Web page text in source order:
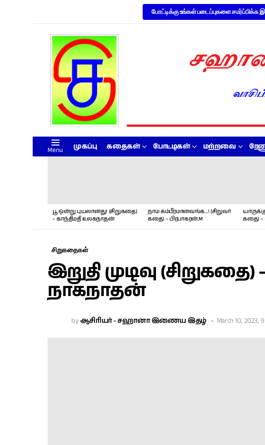
போட்டிக்கு உங்கள் படைப்புகளை சமர்ப்பிக்க
Menu முகப்பு கதைகள் போட்டிகள் மற்றவை
பூ ஒன்று புயலானது! (சிறுகதை)
– காந்திமதி உலகநாதன்
நாம கம்பீரமானவங்க…! (சிறுவர்
கதை) – பிரபாகரன்.M
கதை) –
சிறுகதைகள்
இறுதி முடிவு
நாகநாதன்
byஆசிரியர் - சஹானா இணைய இதழ் March 10, 2023,